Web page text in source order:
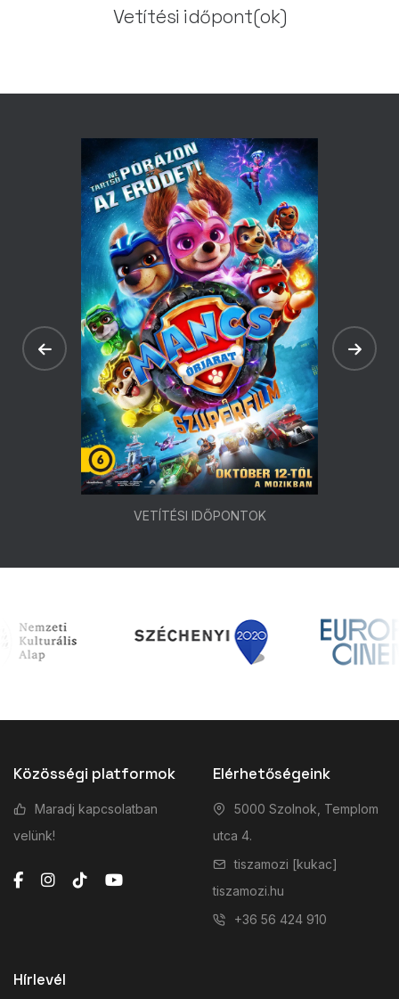
Vetítési időpont(ok)
VETÍTÉSI IDŐPONTOK
Közösségi platformok
Maradj kapcsolatban
velünk!
Elérhetőségeink
5000 Szolnok, Templom
utca 4.
tiszamozi [kukac]
tiszamozi.hu
+36 56 424 910
Hírlevél